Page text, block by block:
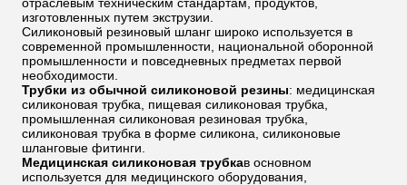
изготовленных путем экструзии.
Силиконовый резиновый шланг широко используется в
современной промышленности, национальной оборонной
промышленности и повседневных предметах первой
необходимости.
Трубки из обычной силиконовой резины: медицинская
силиконовая трубка, пищевая силиконовая трубка,
промышленная силиконовая резиновая трубка,
силиконовая трубка в форме силикона, силиконовые
шланговые фитинги.
Медицинская силиконовая трубкав основном
используется для медицинского оборудования,